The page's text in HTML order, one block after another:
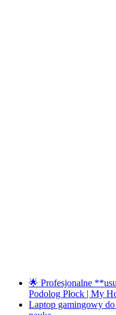
🌟 Profesjonalne
Podolog Płock | My
Laptop gamingowy do